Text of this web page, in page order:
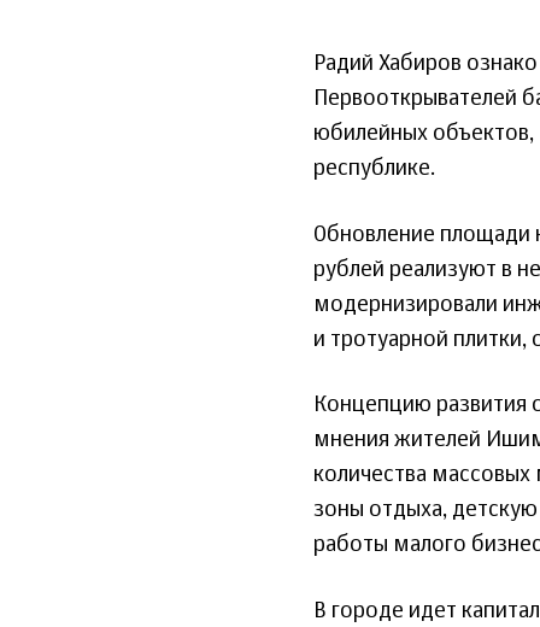
Радий Хабиров
Первооткрывателей
юбилейных
республике.
Обновление площади
рублей реализуют в
модернизировали
и тротуарной
Концепцию развития
мнения жителей
количества
зоны отдыха,
работы малого
В городе идет